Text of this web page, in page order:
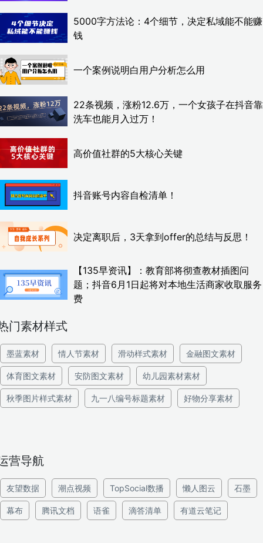
5000字方法论：4个细节，决定私域能不能赚
钱
一个案例说明白用户分析怎么用
22条视频，涨粉12.6万，一个女孩子在抖音靠
洗车也能月入过万！
高价值社群的5大核心关键
抖音账号内容自检清单！
决定离职后，3天拿到offer的总结与反思！
【135早资讯】：教育部将彻查教材插图问
题；抖音6月1日起将对本地生活商家收取服务
费
门素材样式
墨蓝素材 情人节素材 滑动样式素材 金融图文素材
体育图文素材 安防图文素材 幼儿园素材素材
秋季图片样式素材 九一八编号标题素材 好物分享素材
营导航
友望数据 潮点视频 TopSocial数播 懒人图云 石墨
幕布 腾讯文档 语雀 滴答清单 有道云笔记